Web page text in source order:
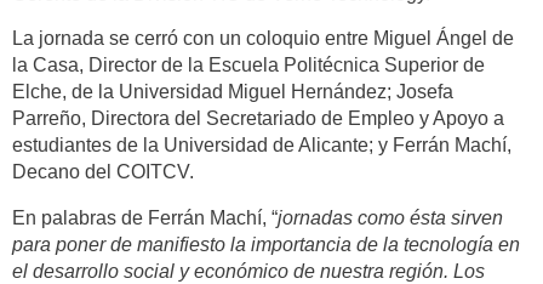
La jornada se cerró con un coloquio entre Miguel Ángel de
la Casa, Director de la Escuela Politécnica Superior de
Elche, de la Universidad Miguel Hernández; Josefa
Parreño, Directora del Secretariado de Empleo y Apoyo a
estudiantes de la Universidad de Alicante; y Ferrán Machí,
Decano del COITCV.
En palabras de Ferrán Machí, “jornadas como ésta sirven
para poner de manifiesto la importancia de la tecnología en
el desarrollo social y económico de nuestra región. Los